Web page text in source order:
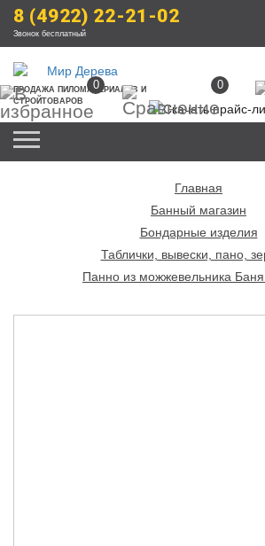
8 (4922) 22-21-02
Звонок бесплатный
ПРОДАЖА ПИЛОМАТЕРИАЛОВ И
СТРОЙТОВАРОВ
0 0
Главная
Банный магазин
Бондарные изделия
Таблички, вывески, пано,
Панно из можжевельника